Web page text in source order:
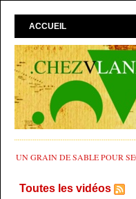
ACCUEIL
UN GRAIN DE SABLE POUR
Toutes les vidéos